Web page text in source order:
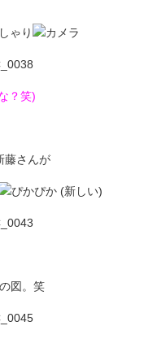
ゃり
？笑)
藤さんが
図。笑